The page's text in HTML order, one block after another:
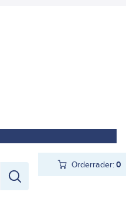
Orderrader:0